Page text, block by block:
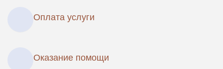
Оплата услуги
Оказание помощи